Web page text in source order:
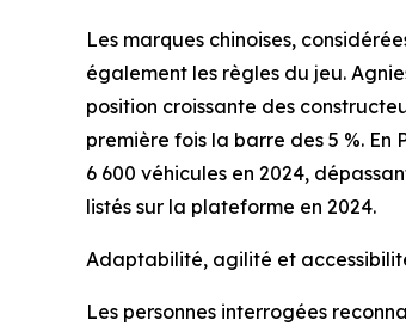
Les marques chinoises,
également les règles du jeu.
position croissante des
première fois la barre des 5 %.
6 600 véhicules en 2024,
listés sur la plateforme en 2024.
Adaptabilité, agilité et
Les personnes interrogées